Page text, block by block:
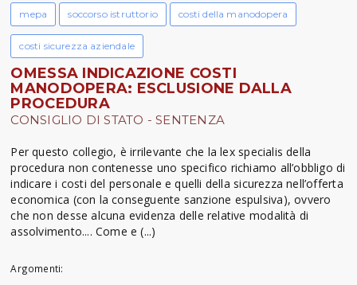
mepa soccorso istruttorio costi della manodopera
costi sicurezza aziendale
OMESSA INDICAZIONE COSTI
MANODOPERA: ESCLUSIONE DALLA
PROCEDURA
CONSIGLIO DI STATO - SENTENZA
Per questo collegio, è irrilevante che la lex specialis della
procedura non contenesse uno specifico richiamo all’obbligo di
indicare i costi del personale e quelli della sicurezza nell’offerta
economica (con la conseguente sanzione espulsiva), ovvero
che non desse alcuna evidenza delle relative modalità di
assolvimento.... Come e (...)
Argomenti: